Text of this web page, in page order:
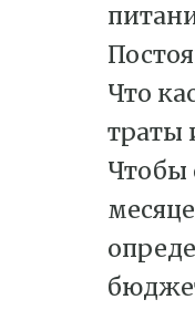
Что
траты
Чтобы